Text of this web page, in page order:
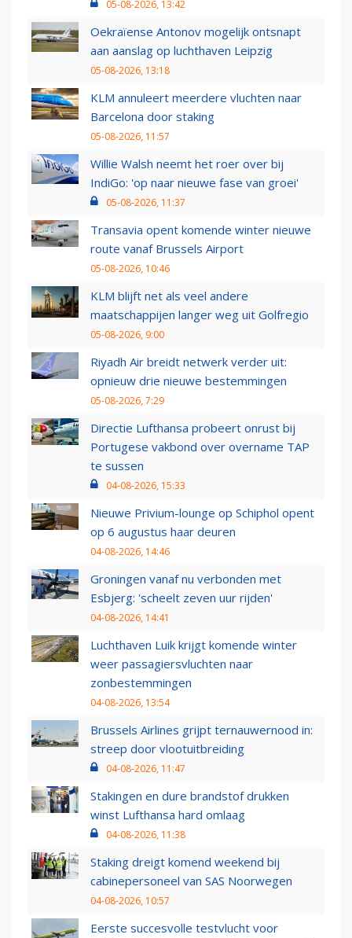
05-08-2026, 13:42
Oekraïense Antonov mogelijk ontsnapt
aan aanslag op luchthaven Leipzig
05-08-2026, 13:18
KLM annuleert meerdere vluchten naar
Barcelona door staking
05-08-2026, 11:57
Willie Walsh neemt het roer over bij
IndiGo: 'op naar nieuwe fase van groei'
05-08-2026, 11:37
Transavia opent komende winter nieuwe
route vanaf Brussels Airport
05-08-2026, 10:46
KLM blijft net als veel andere
maatschappijen langer weg uit Golfregio
05-08-2026, 9:00
Riyadh Air breidt netwerk verder uit:
opnieuw drie nieuwe bestemmingen
05-08-2026, 7:29
Directie Lufthansa probeert onrust bij
Portugese vakbond over overname TAP
te sussen
04-08-2026, 15:33
Nieuwe Privium-lounge op Schiphol opent
op 6 augustus haar deuren
04-08-2026, 14:46
Groningen vanaf nu verbonden met
Esbjerg: 'scheelt zeven uur rijden'
04-08-2026, 14:41
Luchthaven Luik krijgt komende winter
weer passagiersvluchten naar
zonbestemmingen
04-08-2026, 13:54
Brussels Airlines grijpt ternauwernood in:
streep door vlootuitbreiding
04-08-2026, 11:47
Stakingen en dure brandstof drukken
winst Lufthansa hard omlaag
04-08-2026, 11:38
Staking dreigt komend weekend bij
cabinepersoneel van SAS Noorwegen
04-08-2026, 10:57
Eerste succesvolle testvlucht voor